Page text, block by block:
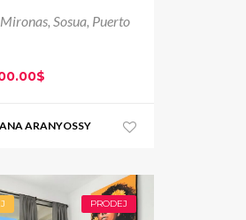
Sosua, Puerto
ARANYOSSY
PRODEJ